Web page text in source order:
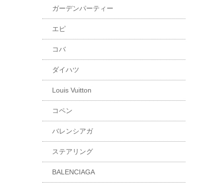
ガーデンパーティー
エピ
コバ
ダイハツ
Louis Vuitton
コペン
バレンシアガ
ステアリング
BALENCIAGA